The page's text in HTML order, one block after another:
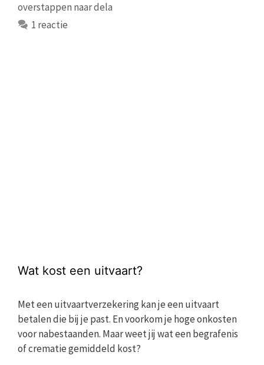
overstappen naar dela
1 reactie
Wat kost een uitvaart?
Met een uitvaartverzekering kan je een uitvaart
betalen die bij je past. En voorkom je hoge onkosten
voor nabestaanden. Maar weet jij wat een begrafenis
of crematie gemiddeld kost?